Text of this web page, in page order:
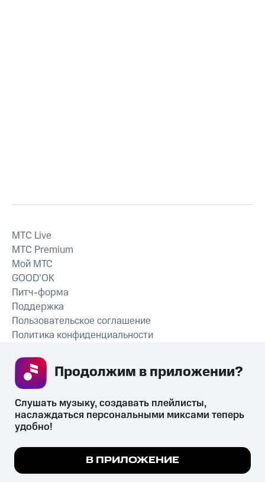
СКАЧАТЬ ПРИЛОЖЕНИЕ
MTС Live
MTС Premium
Мой МТС
GOOD’OK
Питч-форма
Поддержка
Пользовательское соглашение
Политика конфиденциальности
психотропных веществ, их аналогов причиняет вред здоровью,
их незаконный оборот запрещён и влечёт установленную
законодательством ответственность.
Мы используем куки, чтобы на сайте все
Подробнее
Слушать музыку, создавать плейлисты,
наслаждаться персональными миксами теперь
удобно!
В ПРИЛОЖЕНИЕ